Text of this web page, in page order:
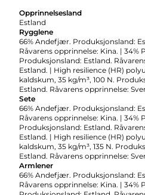
Opprinnelsesland
Estland
Rygglene
66% Andefjær. Produksjonsland:
Råvarens opprinnelse: Kina. | 34%
Produksjonsland: Estland.
Estland. | High resilience (HR)
kaldskum, 35 kg/m³, 100 N.
Estland. Råvarens opprinnelse:
Sete
66% Andefjær. Produksjonsland:
Råvarens opprinnelse: Kina. | 34%
Produksjonsland: Estland.
Estland. | High resilience (HR)
kaldskum, 35 kg/m³, 135 N.
Estland. Råvarens opprinnelse:
Armlener
66% Andefjær. Produksjonsland:
Råvarens opprinnelse: Kina. | 34%